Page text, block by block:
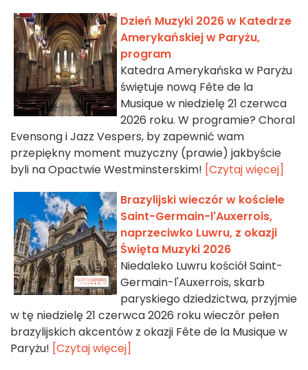
Dzień Muzyki 2026 w Katedrze
Amerykańskiej w Paryżu,
program
Katedra Amerykańska w Paryżu
świętuje nową Fête de la
Musique w niedzielę 21 czerwca
2026 roku. W programie? Choral
Evensong i Jazz Vespers, by zapewnić wam
przepiękny moment muzyczny (prawie) jakbyście
byli na Opactwie Westminsterskim! [Czytaj więcej]
Brazylijski wieczór w kościele
Saint-Germain-l'Auxerrois,
naprzeciwko Luwru, z okazji
Święta Muzyki 2026
Niedaleko Luwru kościół Saint-
Germain-l'Auxerrois, skarb
paryskiego dziedzictwa, przyjmie
w tę niedzielę 21 czerwca 2026 roku wieczór pełen
brazylijskich akcentów z okazji Fête de la Musique w
Paryżu! [Czytaj więcej]